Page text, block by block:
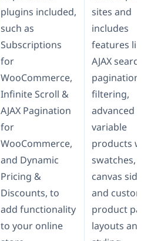
plugins included,
such as
Subscriptions
for
WooCommerce,
Infinite Scroll &
AJAX Pagination
for
WooCommerce,
and Dynamic
Pricing &
Discounts, to
add functionality
to your online
sites and
includes
features like
AJAX search,
pagination,
filtering,
advanced
variable
products
swatches,
canvas
and custom
product
layouts and